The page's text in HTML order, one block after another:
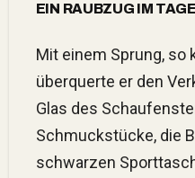
EIN RAUBZUG IM
Mit einem Sprung, so kühn wie verzweifelt,
überquerte er den
Glas des
Schmuckstücke, die
schwarzen